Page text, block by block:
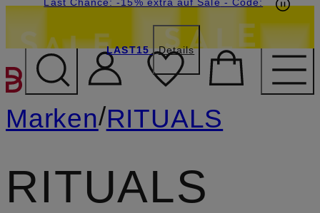
ZUM HAUPTINHALT
LAST15 Details
Marken/RITUALS
RITUALS